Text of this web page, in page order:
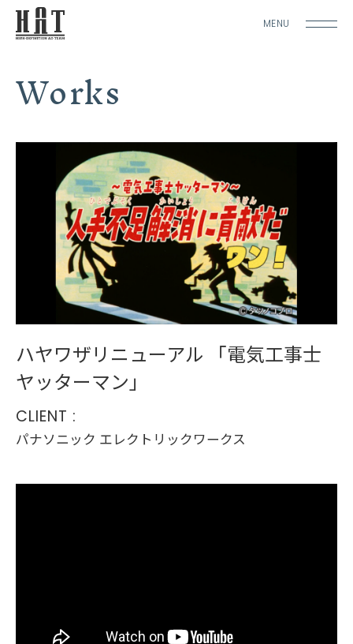
MENU
Works
ハヤワザリニューアル 「電気工事士
ヤッターマン」
CLIENT :
パナソニック エレクトリックワークス